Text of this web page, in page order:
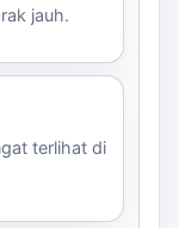
jauh.
terlihat di